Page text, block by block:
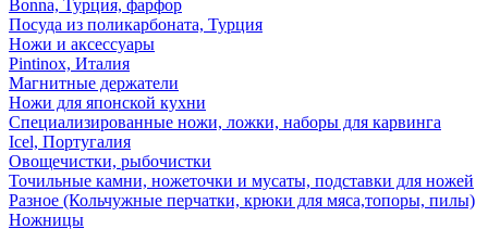
Bonna, Турция, фарфор
Посуда из поликарбоната, Турция
Ножи и аксессуары
Pintinox, Италия
Магнитные держатели
Ножи для японской кухни
Специализированные ножи, ложки, наборы для карвинга
Icel, Португалия
Овощечистки, рыбочистки
Точильные камни, ножеточки и мусаты, подставки для ножей
Разное (Кольчужные перчатки, крюки для мяса,топоры, пилы)
Ножницы